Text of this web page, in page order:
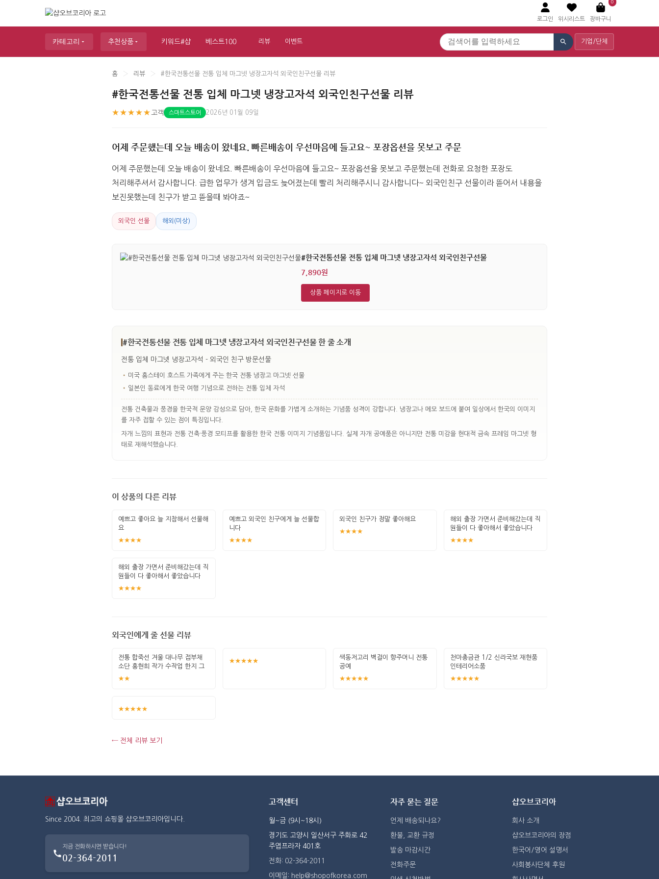
로그인 위시리스트
0
장바구니
카테고리 추천상품 키워드#샵 베스트100 리뷰 이벤트 기업/단체
홈 › 리뷰 › #한국전통선물 전통 입체 마그넷 냉장고자석 외국인친구선물 리뷰
#한국전통선물 전통 입체 마그넷 냉장고자석 외국인친구선물 리뷰
★★★★★ 고객 스마트스토어 2026년 01월 09일
어제 주문했는데 오늘 배송이 왔네요. 빠른배송이 우선마음에 들고요~ 포장옵션을 못보고 주문
어제 주문했는데 오늘 배송이 왔네요. 빠른배송이 우선마음에 들고요~ 포장옵션을 못보고 주문했는데 전화로 요청한 포장도
처리해주셔서 감사합니다. 급한 업무가 생겨 입금도 늦어졌는데 빨리 처리해주시니 감사합니다~ 외국인친구 선물이라 뜯어서 내용을
보진못했는데 친구가 받고 뜯을때 봐야죠~
외국인 선물 해외(미상)
#한국전통선물 전통 입체 마그넷 냉장고자석 외국인친구선물
7,890원
상품 페이지로 이동
#한국전통선물 전통 입체 마그넷 냉장고자석 외국인친구선물 한 줄 소개
전통 입체 마그넷 냉장고자석 - 외국인 친구 방문선물
• 미국 홈스테이 호스트 가족에게 주는 한국 전통 냉장고 마그넷 선물
• 일본인 동료에게 한국 여행 기념으로 전하는 전통 입체 자석
전통 건축물과 풍경을 한국적 문양 감성으로 담아, 한국 문화를 가볍게 소개하는 기념품 성격이 강합니다. 냉장고나 메모 보드에 붙여 일상에서 한국의 이미지
를 자주 접할 수 있는 점이 특징입니다.
자개 느낌의 표현과 전통 건축·풍경 모티프를 활용한 한국 전통 이미지 기념품입니다. 실제 자개 공예품은 아니지만 전통 미감을 현대적 금속 프레임 마그넷 형
태로 재해석했습니다.
이 상품의 다른 리뷰
예쁘고 좋아요 늘 지참해서 선물해
요
★★★★
예쁘고 외국인 친구에게 늘 선물합
니다
★★★★
외국인 친구가 정말 좋아해요
★★★★
해외 출장 가면서 준비해갔는데 직
원들이 다 좋아해서 좋았습니다
★★★★
해외 출장 가면서 준비해갔는데 직
원들이 다 좋아해서 좋았습니다
★★★★
외국인에게 줄 선물 리뷰
전통 합죽선 겨울 대나무 접부채
소단 홍현희 작가 수작업 한지 그
림 고급
★★
★★★★★
색동저고리 벽걸이 향주머니 전통
공예
★★★★★
천마총금관 1/2 신라국보 재현품
인테리어소품
★★★★★
★★★★★
← 전체 리뷰 보기
Since 2004. 최고의 쇼핑몰 샵오브코리아입니다.
지금 전화하시면 받습니다!
02-364-2011
고객센터
월~금 (9시~18시)
경기도 고양시 일산서구 주화로 42
주엽프라자 401호
전화: 02-364-2011
이메일: help@shopofkorea.com
자주 묻는 질문
언제 배송되나요?
환불, 교환 규정
발송 마감시간
전화주문
샵오브코리아
회사 소개
샵오브코리아의 장점
한국어/영어 설명서
사회봉사단체 후원